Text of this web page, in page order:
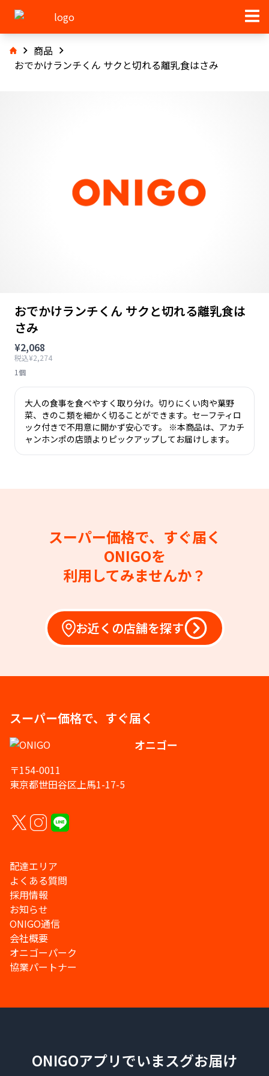
商品
おでかけランチくん サクと切れる離乳食はさみ
おでかけランチくん サクと切れる離乳食は
さみ
¥2,068
税込¥2,274
1個
大人の食事を食べやすく取り分け。切りにくい肉や葉野
菜、きのこ類を細かく切ることができます。セーフティロ
ック付きで不用意に開かず安心です。 ※本商品は、アカチ
ャンホンポの店頭よりピックアップしてお届けします。
スーパー価格で、すぐ届く
ONIGOを
利用してみませんか？
お近くの店舗を探す
スーパー価格で、すぐ届く
オニゴー
〒154-0011
東京都世田谷区上馬1-17-5
配達エリア
よくある質問
採用情報
お知らせ
ONIGO通信
会社概要
オニゴーパーク
協業パートナー
ONIGOアプリでいまスグお届け